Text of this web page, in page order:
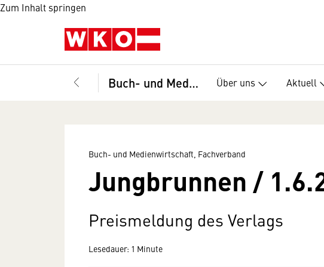
Zum Inhalt springen
Buch- und Medienwirtschaft, Fachverband Über uns Aktuell
Buch- und Medienwirtschaft, Fachverband
Jungbrunnen /
Preismeldung des Verlags
Lesedauer: 1 Minute